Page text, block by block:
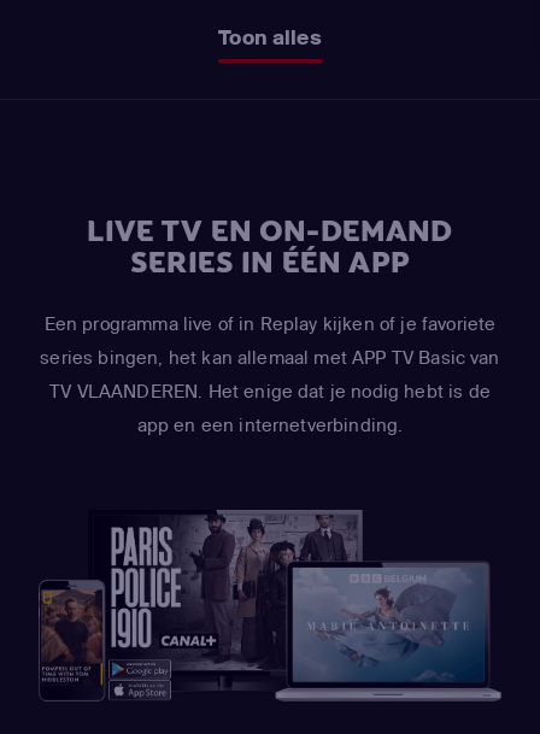
Toon alles
LIVE TV EN ON-DEMAND
SERIES IN ÉÉN APP
Een programma live of in Replay kijken of je favoriete
series bingen, het kan allemaal met APP TV Basic van
TV VLAANDEREN. Het enige dat je nodig hebt is de
app en een internetverbinding.